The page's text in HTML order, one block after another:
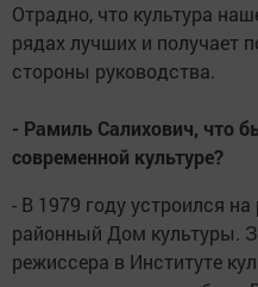
Отрадно, что культура
рядах лучших и получает
стороны руководства.
- Рамиль Салихович, что
современной культуре?
- В 1979 году устроился
районный Дом культуры.
режиссера в Институте